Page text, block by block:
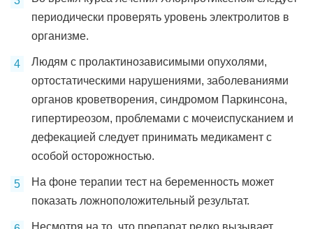
периодически проверять уровень электролитов в
организме.
Людям с пролактинозависимыми опухолями,
ортостатическими нарушениями, заболеваниями
органов кроветворения, синдромом Паркинсона,
гипертиреозом, проблемами с мочеиспусканием и
дефекацией следует принимать медикамент с
особой осторожностью.
На фоне терапии тест на беременность может
показать ложноположительный результат.
Несмотря на то, что препарат редко вызывает